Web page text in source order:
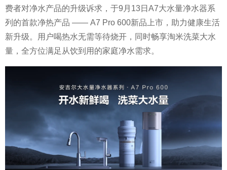
费者对净水产品的升级诉求，于9月13日A7大水量净水器系
列的首款净热产品 —— A7 Pro 600新品上市，助力健康生活
新升级。用户喝热水无需等待烧开，同时畅享淘米洗菜大水
量，全方位满足从饮到用的家庭净水需求。